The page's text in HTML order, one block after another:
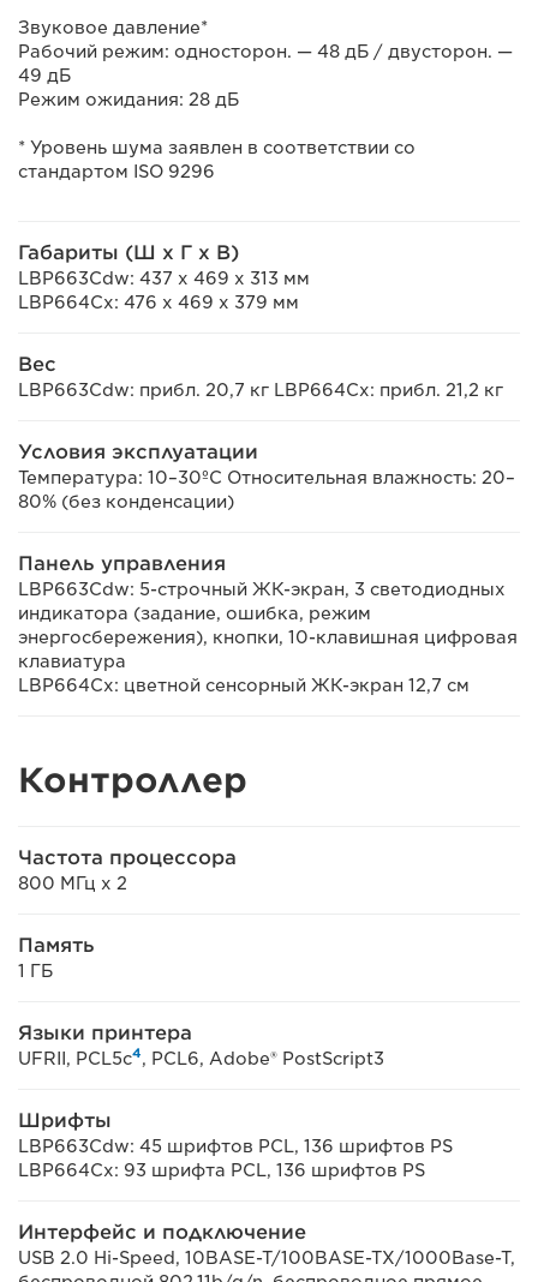
Звуковое давление*
Рабочий режим: односторон. — 48 дБ / двусторон. —
49 дБ
Режим ожидания: 28 дБ
* Уровень шума заявлен в соответствии со
стандартом ISO 9296
Габариты (Ш x Г x В)
LBP663Cdw: 437 x 469 x 313 мм
LBP664Cx: 476 x 469 x 379 мм
Вес
LBP663Cdw: прибл. 20,7 кг LBP664Cx: прибл. 21,2 кг
Условия эксплуатации
Температура: 10–30ºC Относительная влажность: 20–
80% (без конденсации)
Панель управления
LBP663Cdw: 5-строчный ЖК-экран, 3 светодиодных
индикатора (задание, ошибка, режим
энергосбережения), кнопки, 10-клавишная цифровая
клавиатура
LBP664Cx: цветной сенсорный ЖК-экран 12,7 см
Контроллер
Частота процессора
800 МГц x 2
Память
1 ГБ
Языки принтера
UFRII, PCL5c4, PCL6, Adobe® PostScript3
Шрифты
LBP663Cdw: 45 шрифтов PCL, 136 шрифтов PS
LBP664Cx: 93 шрифта PCL, 136 шрифтов PS
Интерфейс и подключение
USB 2.0 Hi-Speed, 10BASE-T/100BASE-TX/1000Base-T,